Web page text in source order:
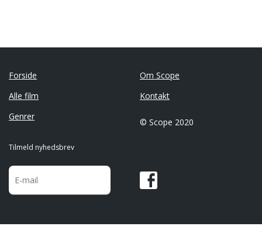
Forside
Alle film
Genrer
Om Scope
Kontakt
© Scope 2020
Tilmeld nyhedsbrev